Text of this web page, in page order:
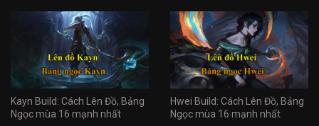
Kayn Build: Cách Lên Đồ, Bảng
Ngọc mùa 16 mạnh nhất
Hwei Build: Cách Lên Đồ, Bảng
Ngọc mùa 16 mạnh nhất